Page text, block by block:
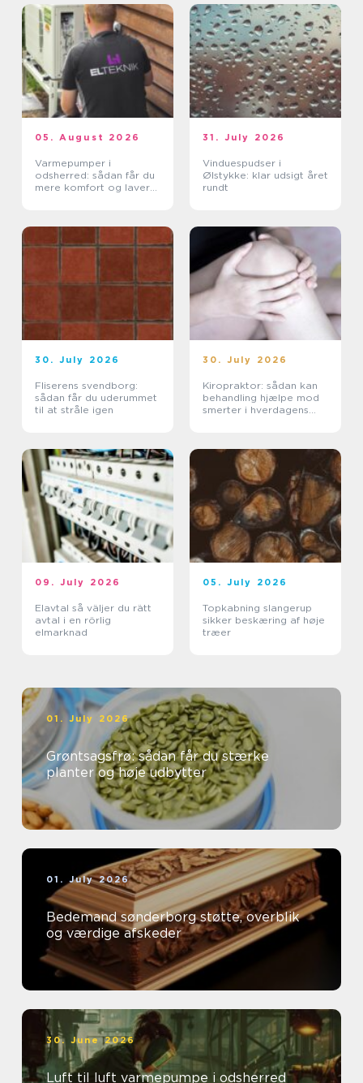
05. August 2026
Varmepumper i
odsherred: sådan får du
mere komfort og lavere
31. July 2026
Vinduespudser i
Ølstykke: klar udsigt året
rundt
30. July 2026
Fliserens svendborg:
sådan får du uderummet
til at stråle igen
30. July 2026
Kiropraktor: sådan kan
behandling hjælpe mod
smerter i hverdagens
09. July 2026
Elavtal så väljer du rätt
avtal i en rörlig
elmarknad
05. July 2026
Topkabning slangerup
sikker beskæring af høje
træer
01. July 2026
Grøntsagsfrø: sådan får du stærke
planter og høje udbytter
01. July 2026
Bedemand sønderborg støtte, overblik
og værdige afskeder
30. June 2026
Luft til luft varmepumpe i odsherred